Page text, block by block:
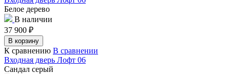
Белое дерево
В наличии
37 900 ₽
В корзину
К сравнению В сравнении
Входная дверь Лофт 06
Сандал серый